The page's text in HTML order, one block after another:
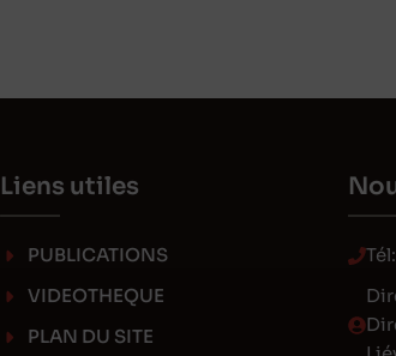
Liens utiles
PUBLICATIONS
VIDEOTHEQUE
PLAN DU SITE
Tél: